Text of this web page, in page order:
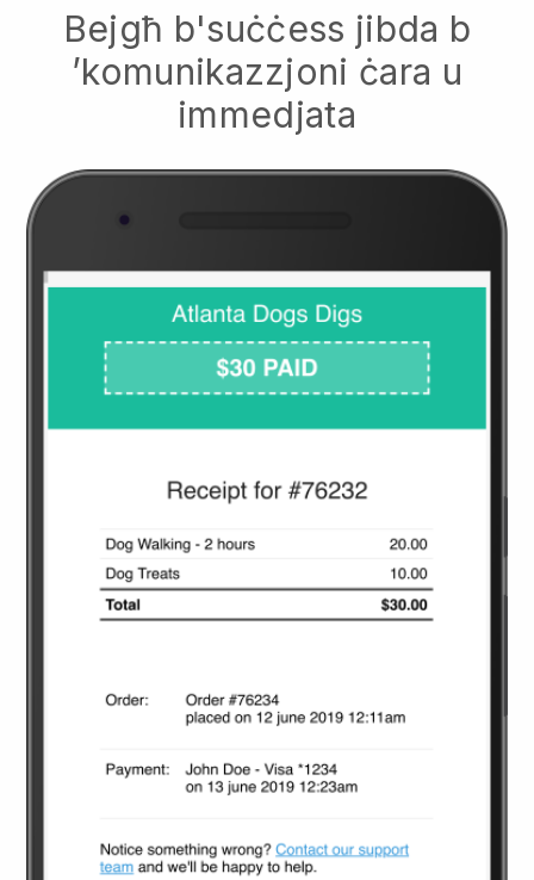
Bejgħ b'suċċess jibda b
’komunikazzjoni ċara u
immedjata